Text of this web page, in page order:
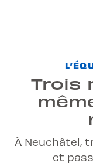
Trois
À Neuchâtel,
et